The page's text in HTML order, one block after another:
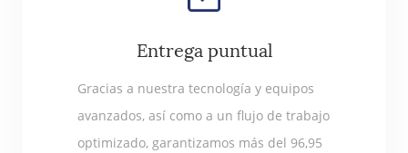
Entrega puntual
Gracias a nuestra tecnología y equipos
avanzados, así como a un flujo de trabajo
optimizado, garantizamos más del 96,95